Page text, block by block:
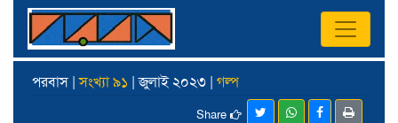
পরবাস |সংখ্যা ৯১ | জুলাই ২০২৩ | গল্প
Share